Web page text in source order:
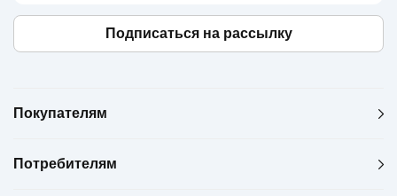
Подписаться на рассылку
Покупателям
Потребителям